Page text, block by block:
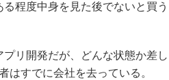
程度中身を見た後でないと買う
リ開発だが、どんな状態か差し
はすでに会社を去っている。